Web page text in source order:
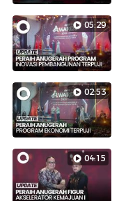
05:29
02:53
04:15